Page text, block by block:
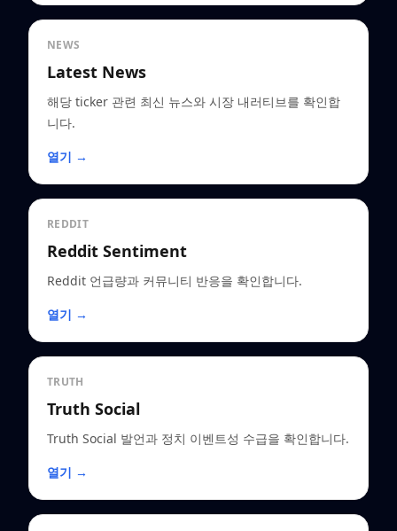
NEWS
Latest News
해당 ticker 관련 최신 뉴스와 시장 내러티브를 확인합
니다.
열기 →
REDDIT
Reddit Sentiment
Reddit 언급량과 커뮤니티 반응을 확인합니다.
열기 →
TRUTH
Truth Social
Truth Social 발언과 정치 이벤트성 수급을 확인합니다.
열기 →